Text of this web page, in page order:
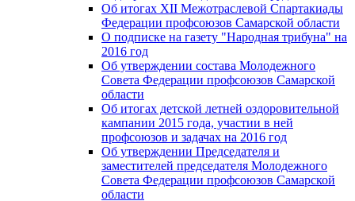
Об итогах XII Межотраслевой Спартакиады
Федерации профсоюзов Самарской области
О подписке на газету "Народная трибуна" на
2016 год
Об утверждении состава Молодежного
Совета Федерации профсоюзов Самарской
области
Об итогах детской летней оздоровительной
кампании 2015 года, участии в ней
профсоюзов и задачах на 2016 год
Об утверждении Председателя и
заместителей председателя Молодежного
Совета Федерации профсоюзов Самарской
области